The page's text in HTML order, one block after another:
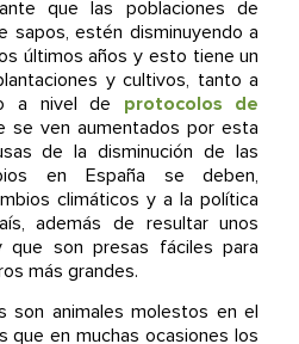
que las poblaciones de
sapos, estén disminuyendo a
últimos años y esto tiene un
y cultivos, tanto a
a nivel de protocolos de
se ven aumentados por esta
de la disminución de las
en España se deben,
climáticos y a la política
además de resultar unos
que son presas fáciles para
más grandes.
son animales molestos en el
que en muchas ocasiones los